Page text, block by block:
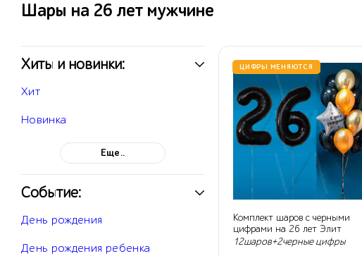
Шары на 26 лет мужчине
Хиты и новинки:
Хит
Новинка
Еще..
Событие:
День рождения
День рождения ребенка
ЦИФРЫ МЕНЯЮТСЯ
Комплект шаров с черными
цифрами на 26 лет Элит
12шаров+2черные цифры